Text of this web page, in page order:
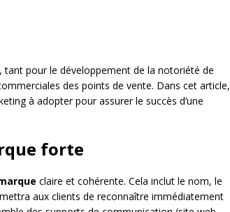
pour le développement de la notoriété de
des points de vente. Dans cet article,
à adopter pour assurer le succès d’une
forte
claire et cohérente. Cela inclut le nom, le
aux clients de reconnaître immédiatement